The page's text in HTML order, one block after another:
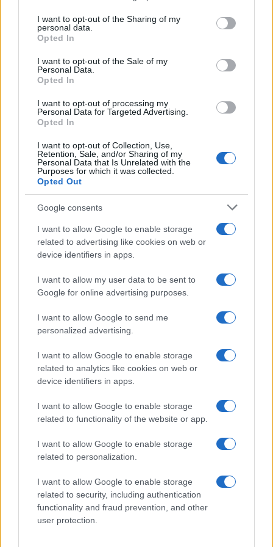
not limited to your visit or usage behaviour. You may click to
grant or deny consent to Google and its third-party tags to
use your data for below specified purposes in below Google
consent section.
I want to opt-out of the Sharing of my
personal data.
Opted In
I want to opt-out of the Sale of my
Personal Data.
Opted In
I want to opt-out of processing my
Personal Data for Targeted Advertising.
Opted In
I want to opt-out of Collection, Use,
Retention, Sale, and/or Sharing of my
Personal Data that Is Unrelated with the
Purposes for which it was collected.
Opted Out
Google consents
I want to allow Google to enable storage
related to advertising like cookies on web or
device identifiers in apps.
I want to allow my user data to be sent to
Google for online advertising purposes.
I want to allow Google to send me
personalized advertising.
I want to allow Google to enable storage
related to analytics like cookies on web or
device identifiers in apps.
I want to allow Google to enable storage
related to functionality of the website or app.
I want to allow Google to enable storage
related to personalization.
I want to allow Google to enable storage
related to security, including authentication
functionality and fraud prevention, and other
user protection.
debutto tecnico in autodromo.
Continua a leggere
TENNIS